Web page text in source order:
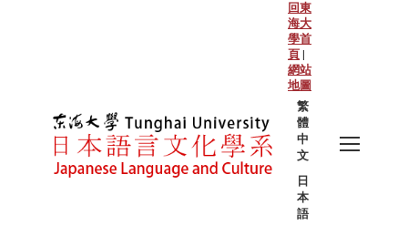
回東
海大
學首
頁 |
網站
地圖
繁
體
中
文
日
本
語